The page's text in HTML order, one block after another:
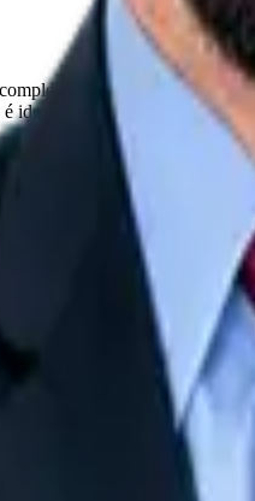
e prática para quem
ideal para advogados que
disponíveis 24h por dia com